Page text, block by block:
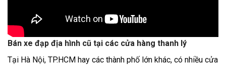
Bán xe đạp địa hình cũ tại các cửa hàng thanh lý
Tại Hà Nội, TP.HCM hay các thành phố lớn khác, có nhiều cửa